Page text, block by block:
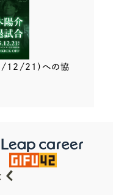
12/21）への協